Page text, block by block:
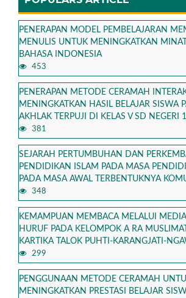
PENERAPAN MODEL PEMBELAJARAN
MENULIS UNTUK MENINGKATKAN
BAHASA INDONESIA
453
PENERAPAN METODE CERAMAH
MENINGKATKAN HASIL BELAJAR SISWA
AKHLAK TERPUJI DI KELAS V SD NEGERI
381
SEJARAH PERTUMBUHAN DAN
PENDIDIKAN ISLAM PADA MASA
PADA MASA AWAL TERBENTUKNYA
348
KEMAMPUAN MEMBACA MELALUI
HURUF PADA KELOMPOK A RA
KARTIKA TALOK PUHTI-KARANGJATI-
299
PENGGUNAAN METODE CERAMAH
MENINGKATKAN PRESTASI BELAJAR